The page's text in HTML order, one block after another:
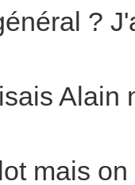
?
Alain
mais